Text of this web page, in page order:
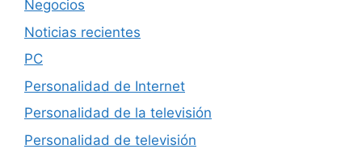
Negocios
Noticias recientes
PC
Personalidad de Internet
Personalidad de la televisión
Personalidad de televisión